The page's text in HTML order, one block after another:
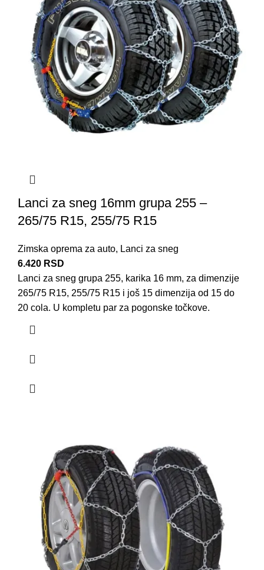
Lanci za sneg 16mm grupa 255 –
265/75 R15, 255/75 R15
Zimska oprema za auto, Lanci za sneg
6.420 RSD
Lanci za sneg grupa 255, karika 16 mm, za dimenzije
265/75 R15, 255/75 R15 i još 15 dimenzija od 15 do
20 cola. U kompletu par za pogonske točkove.